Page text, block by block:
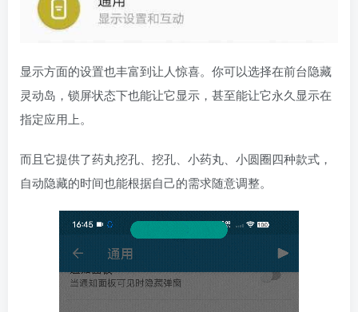
显示方面的设置也丰富到让人惊喜。你可以选择在前台隐藏
灵动岛，锁屏状态下也能让它显示，甚至能让它永久显示在
指定应用上。
而且它提供了药丸挖孔、挖孔、小药丸、小圆圈四种款式，
自动隐藏的时间也能根据自己的需求随意调整。